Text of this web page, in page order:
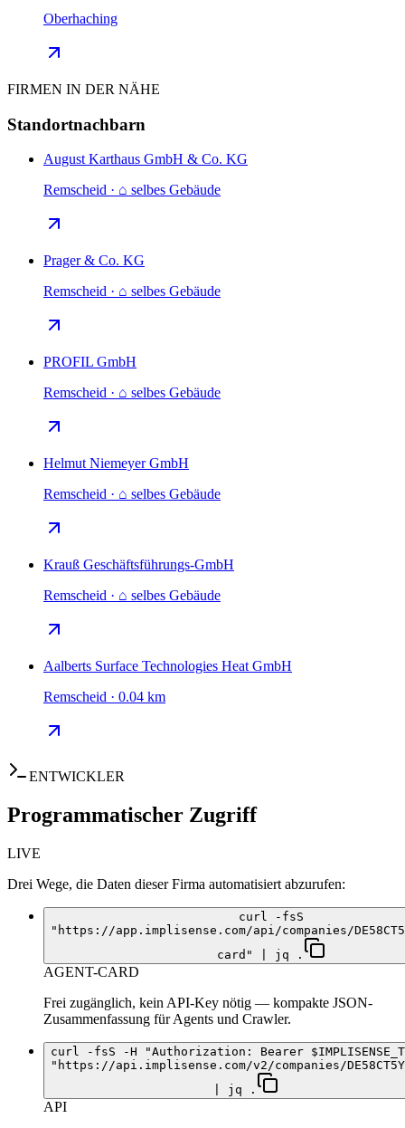
Oberhaching
FIRMEN IN DER NÄHE
Standortnachbarn
August Karthaus GmbH & Co. KG
Remscheid · ⌂ selbes Gebäude
Prager & Co. KG
Remscheid · ⌂ selbes Gebäude
PROFIL GmbH
Remscheid · ⌂ selbes Gebäude
Helmut Niemeyer GmbH
Remscheid · ⌂ selbes Gebäude
Krauß Geschäftsführungs-GmbH
Remscheid · ⌂ selbes Gebäude
Aalberts Surface Technologies Heat GmbH
Remscheid · 0.04 km
ENTWICKLER
Programmatischer Zugriff
LIVE
Drei Wege, die Daten dieser Firma automatisiert abzurufen:
curl -fsS
"https://app.implisense.com/api/companies/
card" | jq .
AGENT-CARD
Frei zugänglich, kein API-Key nötig — kompakte JSON-
Zusammenfassung für Agents und Crawler.
curl -fsS -H "Authorization: Bearer
"https://api.implisense.com/v2/companies/
| jq .
API